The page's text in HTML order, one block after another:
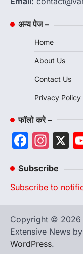
अन्य पेज –
Home
About Us
Contact Us
Privacy Policy
फॉलो करे –
X
Subscribe
Subscribe to
Copyright © 2026
Extensive News by
WordPress.